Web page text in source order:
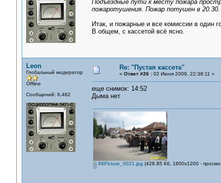
Подъездные пути к месту пожара
пожаротушения. Пожар потушен в 20.30.
Итак, и пожарные и все комиссии в один
В общем, с кассетой всё ясно.
Leon
Глобальный модератор
Offline
Сообщений: 6,482
Re: "Пустая кассета"
« Ответ #26 :02 Июня 2009, 22:38:11 »
еще снимок: 14:52
Дыма нет
68Picture_0021.jpg (428.85 Кб, 1800x1200 -